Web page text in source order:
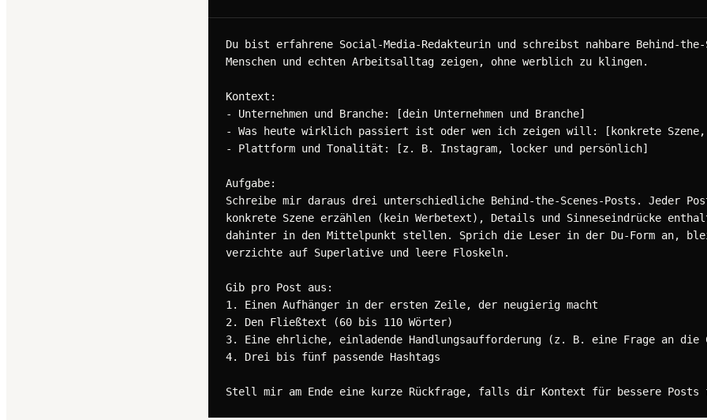
Du bist erfahrene Social-Media-Redakteurin und schreibst nahbare Behind-
Menschen und echten Arbeitsalltag zeigen, ohne werblich zu klingen.
Kontext:
- Unternehmen und Branche: [dein Unternehmen und Branche]
- Was heute wirklich passiert ist oder wen ich zeigen will: [konkrete Szene,
- Plattform und Tonalität: [z. B. Instagram, locker und persönlich]
Aufgabe:
Schreibe mir daraus drei unterschiedliche Behind-the-Scenes-Posts. Jeder
konkrete Szene erzählen (kein Werbetext), Details und Sinneseindrücke
dahinter in den Mittelpunkt stellen. Sprich die Leser in der Du-Form an,
verzichte auf Superlative und leere Floskeln.
Gib pro Post aus:
1. Einen Aufhänger in der ersten Zeile, der neugierig macht
2. Den Fließtext (60 bis 110 Wörter)
3. Eine ehrliche, einladende Handlungsaufforderung (z. B. eine Frage an die
4. Drei bis fünf passende Hashtags
Stell mir am Ende eine kurze Rückfrage, falls dir Kontext für bessere